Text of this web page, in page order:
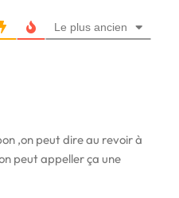
Le plus ancien
,on peut dire au revoir à
peut appeller ça une